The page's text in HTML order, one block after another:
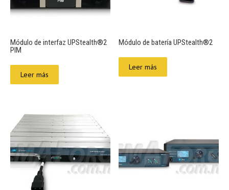
Módulo de interfaz UPStealth®2
PIM
Leer más
Módulo de batería UPStealth®2
Leer más